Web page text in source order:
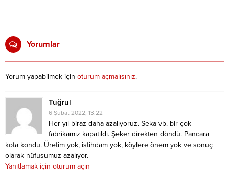
Yorumlar
Yorum yapabilmek için oturum açmalısınız.
Tuğrul
6 Şubat 2022, 13:22
Her yıl biraz daha azalıyoruz. Seka vb. bir çok
fabrikamız kapatıldı. Şeker direkten döndü. Pancara
kota kondu. Üretim yok, istihdam yok, köylere önem yok ve sonuç
olarak nüfusumuz azalıyor.
Yanıtlamak için oturum açın